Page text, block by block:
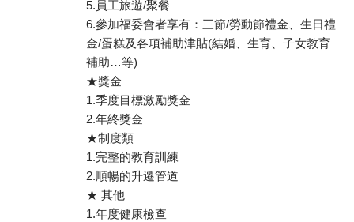
5.員工旅遊/聚餐
6.參加福委會者享有：三節/勞動節禮金、生日禮
金/蛋糕及各項補助津貼(結婚、生育、子女教育
補助…等)
★獎金
1.季度目標激勵獎金
2.年終獎金
★制度類
1.完整的教育訓練
2.順暢的升遷管道
★ 其他
1.年度健康檢查